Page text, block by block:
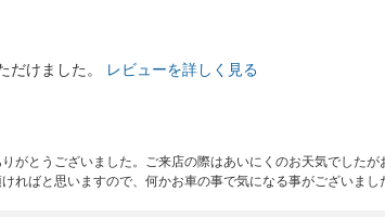
だけました。 レビューを詳しく見る
がとうございました。ご来店の際はあいにくのお天気でした
ればと思いますので、何かお車の事で気になる事がございま